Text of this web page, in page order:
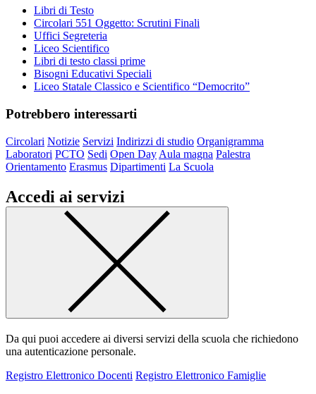
Libri di Testo
Circolari 551 Oggetto: Scrutini Finali
Uffici Segreteria
Liceo Scientifico
Libri di testo classi prime
Bisogni Educativi Speciali
Liceo Statale Classico e Scientifico “Democrito”
Potrebbero interessarti
Circolari Notizie Servizi Indirizzi di studio Organigramma
Laboratori PCTO Sedi Open Day Aula magna Palestra
Orientamento Erasmus Dipartimenti La Scuola
Accedi ai servizi
Da qui puoi accedere ai diversi servizi della scuola che richiedono
una autenticazione personale.
Registro Elettronico Docenti Registro Elettronico Famiglie